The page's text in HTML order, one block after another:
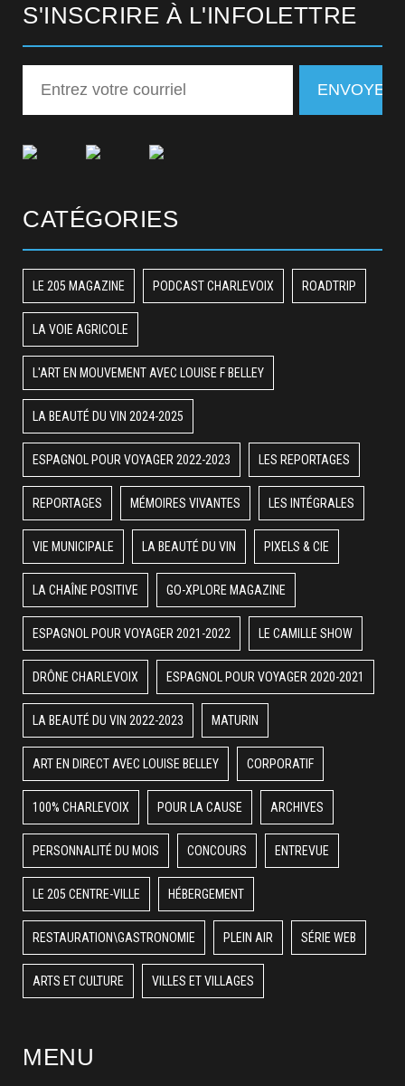
CATÉGORIES
LE 205 MAGAZINE PODCAST CHARLEVOIX ROADTRIP
LA VOIE AGRICOLE
L'ART EN MOUVEMENT AVEC LOUISE F BELLEY
LA BEAUTÉ DU VIN 2024-2025
ESPAGNOL POUR VOYAGER 2022-2023 LES REPORTAGES
REPORTAGES MÉMOIRES VIVANTES LES INTÉGRALES
VIE MUNICIPALE LA BEAUTÉ DU VIN PIXELS & CIE
LA CHAÎNE POSITIVE GO-XPLORE MAGAZINE
ESPAGNOL POUR VOYAGER 2021-2022 LE CAMILLE SHOW
DRÔNE CHARLEVOIX ESPAGNOL POUR VOYAGER 2020-2021
LA BEAUTÉ DU VIN 2022-2023 MATURIN
ART EN DIRECT AVEC LOUISE BELLEY CORPORATIF
100% CHARLEVOIX POUR LA CAUSE ARCHIVES
PERSONNALITÉ DU MOIS CONCOURS ENTREVUE
LE 205 CENTRE-VILLE HÉBERGEMENT
RESTAURATION\GASTRONOMIE PLEIN AIR SÉRIE WEB
ARTS ET CULTURE VILLES ET VILLAGES
MENU
S'INSCRIRE À L'INFOLETTRE